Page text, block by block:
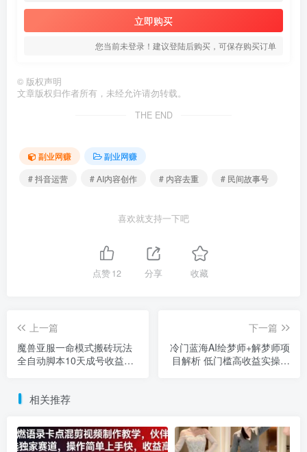
立即购买
您当前未登录！建议登陆后购买，可保存购买订单
© 版权声明
文章版权归作者所有，未经允许请勿转载。
THE END
副业网赚
副业网赚
# 抖音运营
# AI内容创作 # 内容去重 # 民间故事号
喜欢就支持一下吧
点赞12 分享 收藏
上一篇
魔兽亚服一命模式搬砖玩法
全自动脚本10天成号收益攻
下一篇
冷门蓝海AI绘梦师+解梦师项
目解析 低门槛高收益实操教
相关推荐